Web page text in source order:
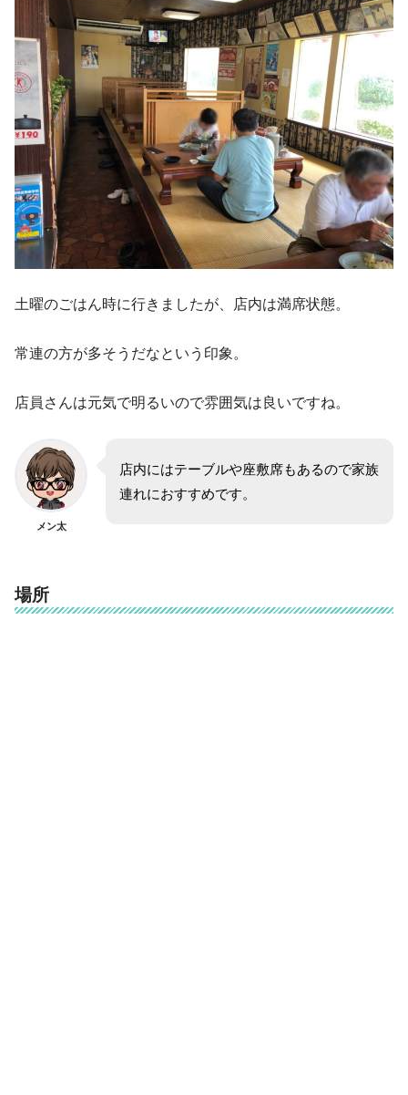
土曜のごはん時に行きましたが、店内は満席状態。
常連の方が多そうだなという印象。
店員さんは元気で明るいので雰囲気は良いですね。
メン太
店内にはテーブルや座敷席もあるので家族
連れにおすすめです。
場所